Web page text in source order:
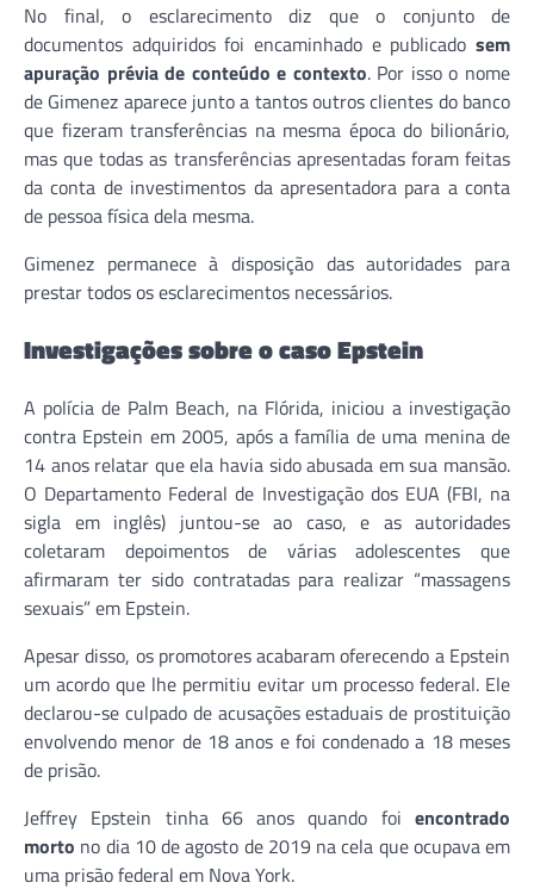
No final, o esclarecimento diz que o conjunto de
documentos adquiridos foi encaminhado e publicado sem
apuração prévia de conteúdo e contexto. Por isso o nome
de Gimenez aparece junto a tantos outros clientes do banco
que fizeram transferências na mesma época do bilionário,
mas que todas as transferências apresentadas foram feitas
da conta de investimentos da apresentadora para a conta
de pessoa física dela mesma.
Gimenez permanece à disposição das autoridades para
prestar todos os esclarecimentos necessários.
Investigações sobre o caso Epstein
A polícia de Palm Beach, na Flórida, iniciou a investigação
contra Epstein em 2005, após a família de uma menina de
14 anos relatar que ela havia sido abusada em sua mansão.
O Departamento Federal de Investigação dos EUA (FBI, na
sigla em inglês) juntou-se ao caso, e as autoridades
coletaram depoimentos de várias adolescentes que
afirmaram ter sido contratadas para realizar “massagens
sexuais” em Epstein.
Apesar disso, os promotores acabaram oferecendo a Epstein
um acordo que lhe permitiu evitar um processo federal. Ele
declarou-se culpado de acusações estaduais de prostituição
envolvendo menor de 18 anos e foi condenado a 18 meses
de prisão.
Jeffrey Epstein tinha 66 anos quando foi encontrado
morto no dia 10 de agosto de 2019 na cela que ocupava em
uma prisão federal em Nova York.